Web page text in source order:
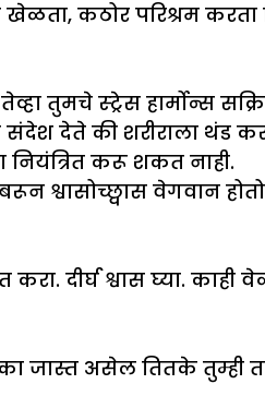
कठोर परिश्रम करता
तुमचे स्ट्रेस हार्मोन्स
देते की शरीराला थंड
करू शकत नाही.
वेगवान होतो.
करा. दीर्घ श्वास घ्या.
जास्त असेल तितके तुम्ही